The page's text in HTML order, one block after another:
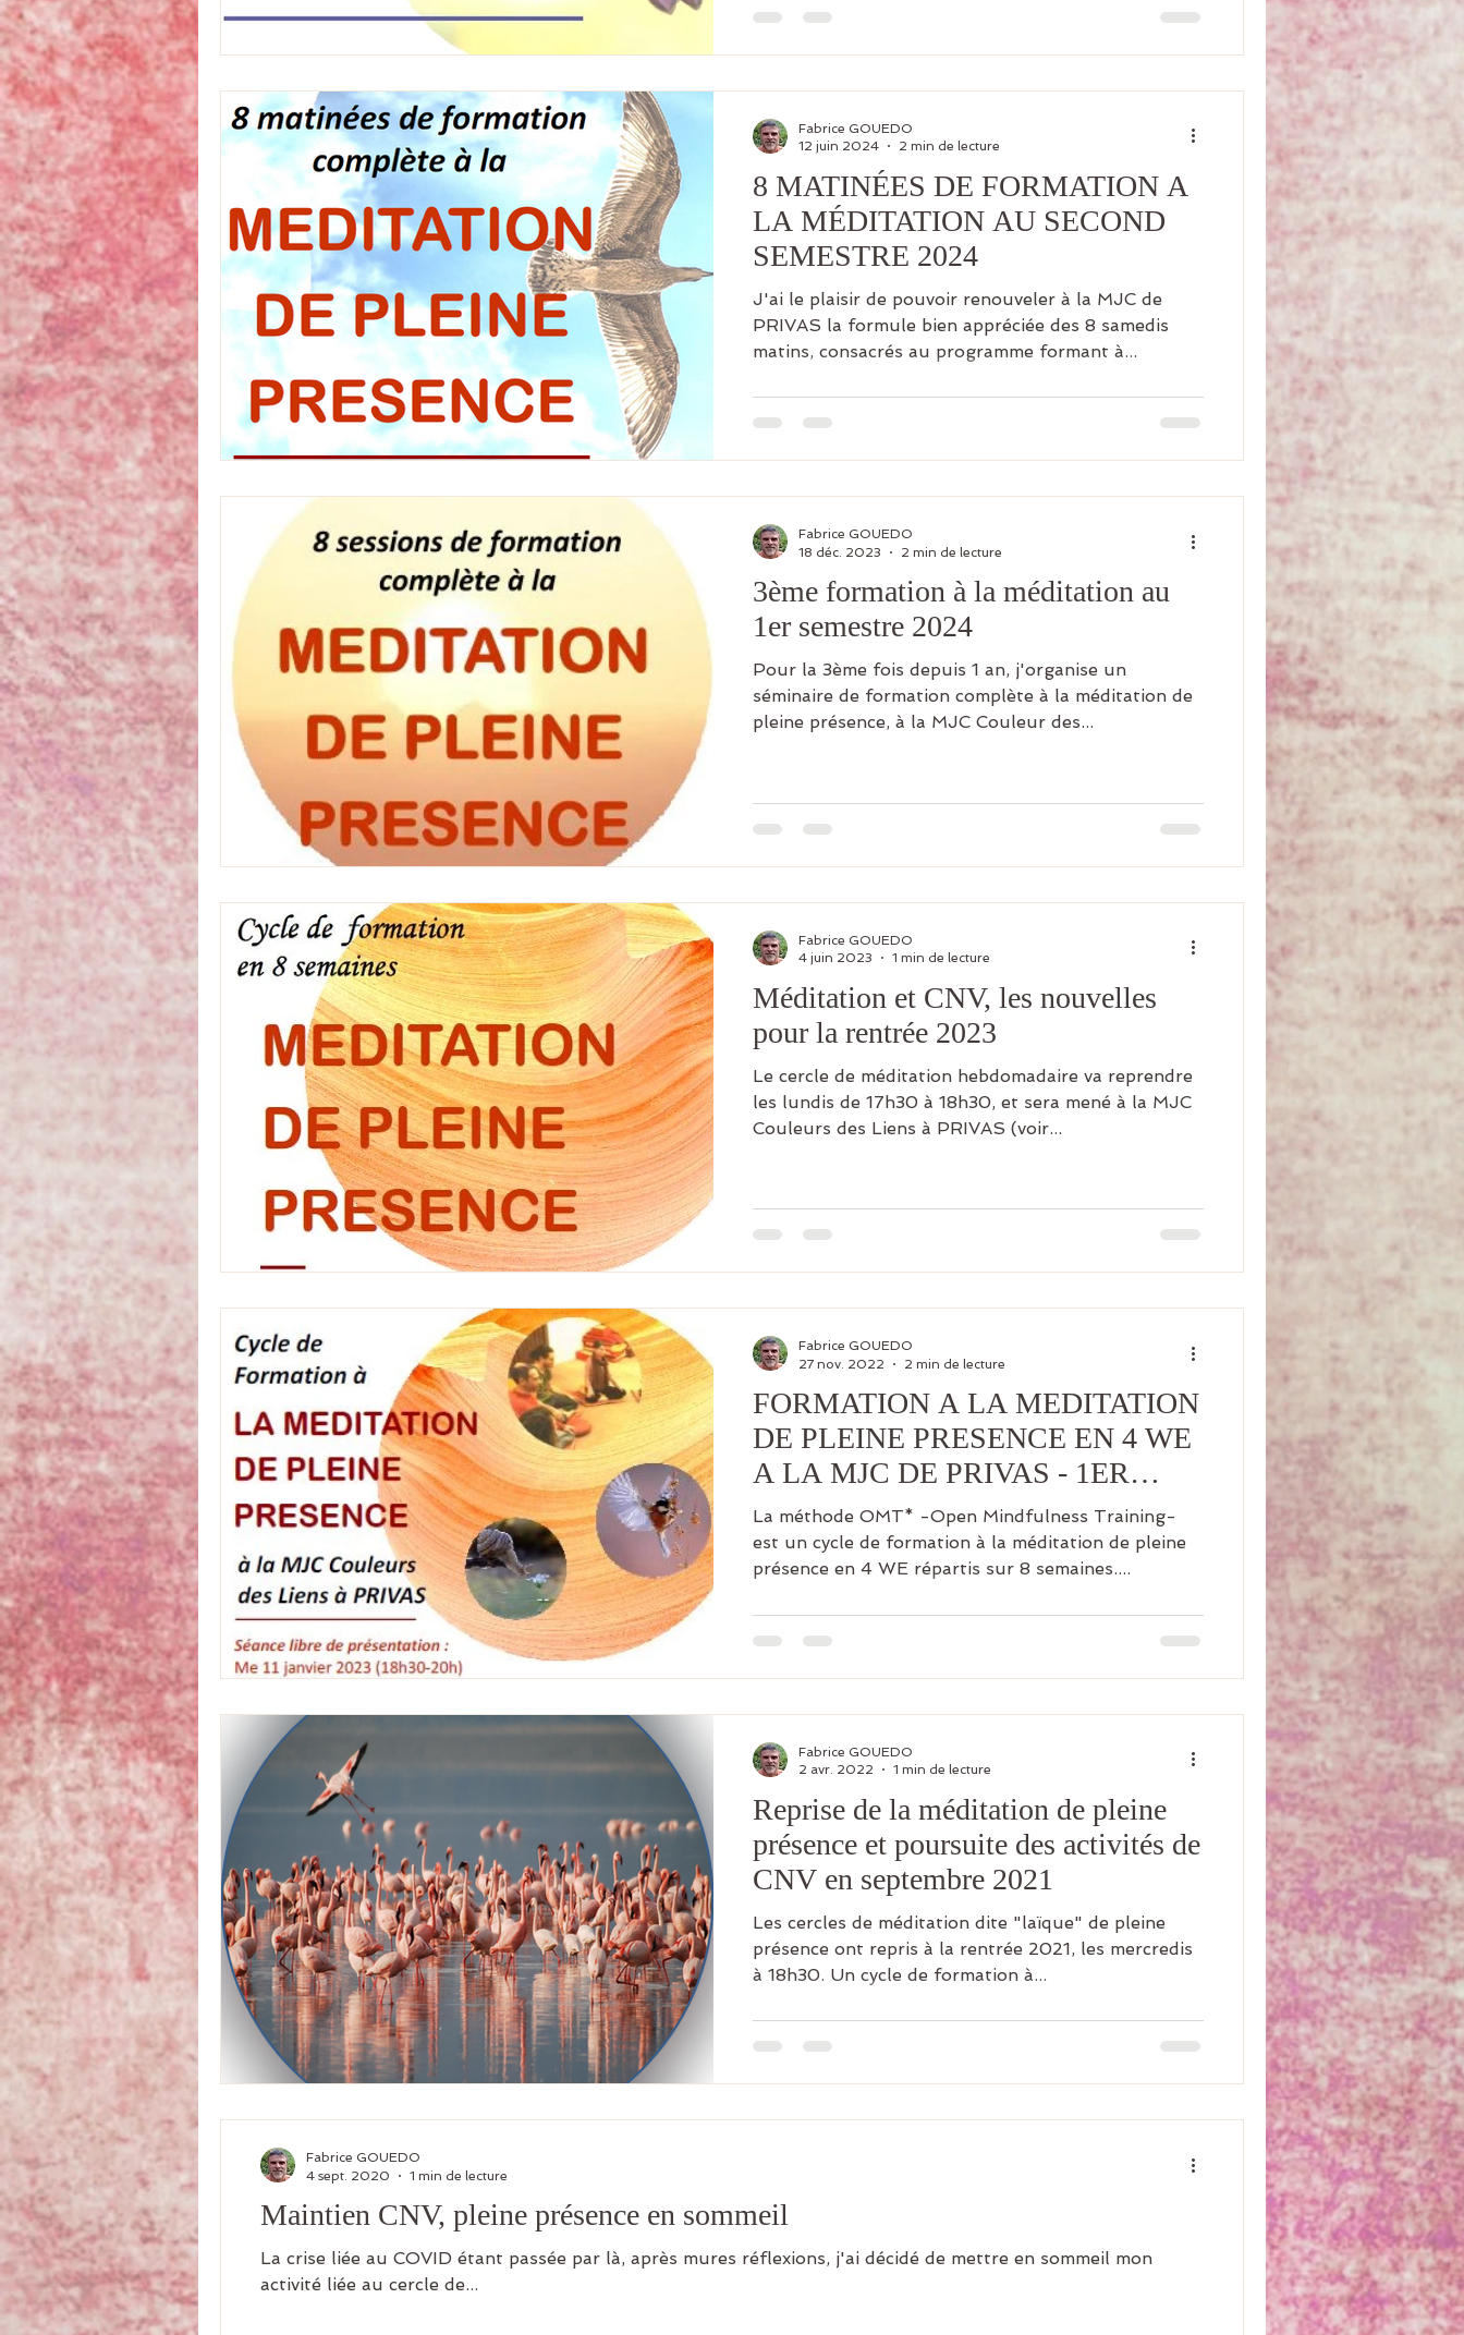
8 MATINÉES DE FORMATION A
LA MÉDITATION AU SECOND
SEMESTRE 2024
J'ai le plaisir de pouvoir renouveler à la MJC de
PRIVAS la formule bien appréciée des 8 samedis
matins, consacrés au programme formant à...
Fabrice GOUEDO
12 juin 2024
2 min de lecture
3ème formation à la méditation au
1er semestre 2024
Pour la 3ème fois depuis 1 an, j'organise un
séminaire de formation complète à la méditation de
pleine présence, à la MJC Couleur des...
Fabrice GOUEDO
18 déc. 2023
2 min de lecture
Méditation et CNV, les nouvelles
pour la rentrée 2023
Le cercle de méditation hebdomadaire va reprendre
les lundis de 17h30 à 18h30, et sera mené à la MJC
Couleurs des Liens à PRIVAS (voir...
Fabrice GOUEDO
4 juin 2023
1 min de lecture
FORMATION A LA MEDITATION
DE PLEINE PRESENCE EN 4 WE
A LA MJC DE PRIVAS - 1ER
SEMESTRE 2023
La méthode OMT* -Open Mindfulness Training-
est un cycle de formation à la méditation de pleine
présence en 4 WE répartis sur 8 semaines....
Fabrice GOUEDO
27 nov. 2022
2 min de lecture
Reprise de la méditation de pleine
présence et poursuite des activités de
CNV en septembre 2021
Les cercles de méditation dite "laïque" de pleine
présence ont repris à la rentrée 2021, les mercredis
à 18h30. Un cycle de formation à...
Fabrice GOUEDO
2 avr. 2022
1 min de lecture
Maintien CNV, pleine présence en sommeil
La crise liée au COVID étant passée par là, après mures réflexions, j'ai décidé de mettre en sommeil mon
activité liée au cercle de...
Fabrice GOUEDO
4 sept. 2020
1 min de lecture